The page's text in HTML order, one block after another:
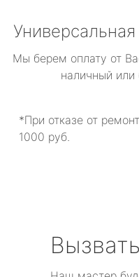
Мы берем оплату от
наличный или
*При отказе от
1000 руб.